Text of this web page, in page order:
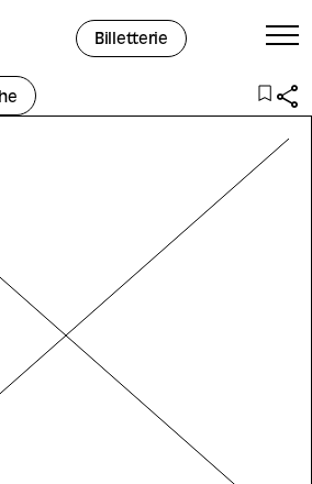
Billetterie